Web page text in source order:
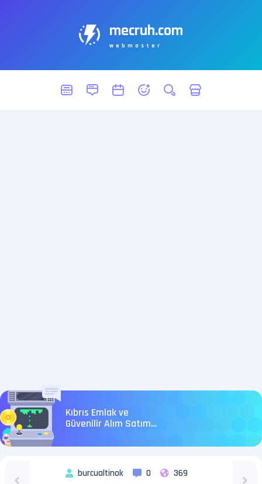
mecruh.com
webmaster
Kıbrıs Emlak ve
Güvenilir Alım Satım
burcualtinok 0 369